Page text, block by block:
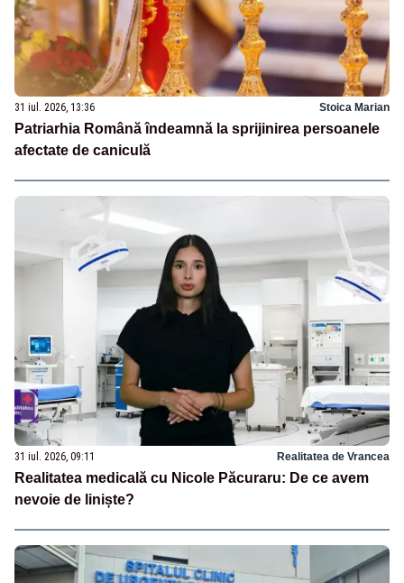
31 iul. 2026, 13:36 Stoica Marian
Patriarhia Română îndeamnă la sprijinirea persoanele
afectate de caniculă
31 iul. 2026, 09:11 Realitatea de Vrancea
Realitatea medicală cu Nicole Păcuraru: De ce avem
nevoie de liniște?